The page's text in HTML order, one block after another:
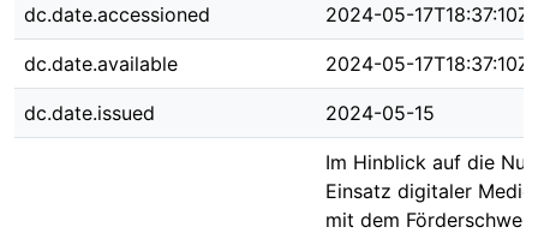
dc.date.accessioned 2024-05-17T18:37:10Z
dc.date.available 2024-05-17T18:37:10Z
dc.date.issued 2024-05-15
Im Hinblick auf die
Einsatz digitaler
mit dem